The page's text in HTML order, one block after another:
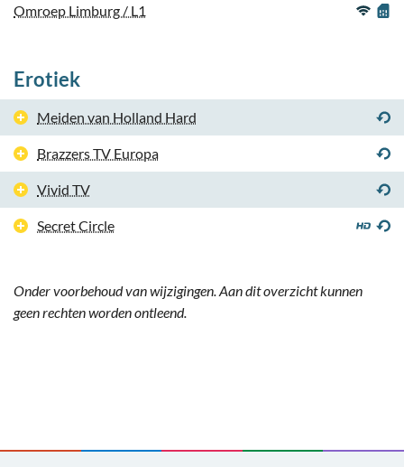
Omroep Limburg / L1
Erotiek
Meiden van Holland Hard
Brazzers TV Europa
Vivid TV
Secret Circle
Onder voorbehoud van wijzigingen. Aan dit overzicht kunnen
geen rechten worden ontleend.